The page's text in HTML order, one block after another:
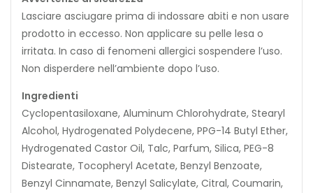
Lasciare asciugare prima di indossare abiti e non usare
prodotto in eccesso. Non applicare su pelle lesa o
irritata. In caso di fenomeni allergici sospendere l’uso.
Non disperdere nell’ambiente dopo l’uso.
Ingredienti
Cyclopentasiloxane, Aluminum Chlorohydrate, Stearyl
Alcohol, Hydrogenated Polydecene, PPG-14 Butyl Ether,
Hydrogenated Castor Oil, Talc, Parfum, Silica, PEG-8
Distearate, Tocopheryl Acetate, Benzyl Benzoate,
Benzyl Cinnamate, Benzyl Salicylate, Citral, Coumarin,